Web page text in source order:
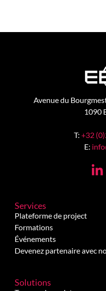
Avenue du
1090
T: +32
E:
Services
Plateforme de project
Formations
Événements
Devenez partenaire avec
Solutions